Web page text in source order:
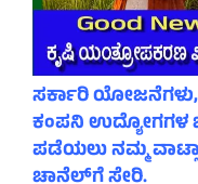
ಸರ್ಕಾರಿ
ಕಂಪನಿ ಉದ್ಯೋಗಗಳ
ಪಡೆಯಲು ನಮ್ಮ